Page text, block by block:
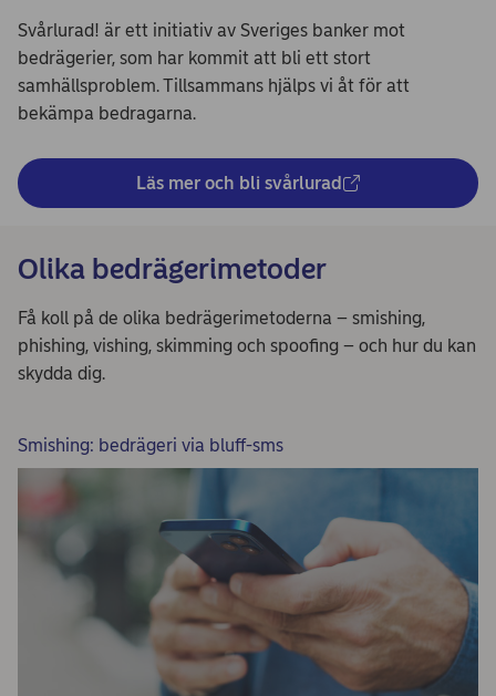
Svårlurad! är ett initiativ av Sveriges banker mot
bedrägerier, som har kommit att bli ett stort
samhällsproblem. Tillsammans hjälps vi åt för att
bekämpa bedragarna.
Läs mer och bli svårlurad
Olika bedrägerimetoder
Få koll på de olika bedrägerimetoderna – smishing,
phishing, vishing, skimming och spoofing – och hur du kan
skydda dig.
Smishing: bedrägeri via bluff-sms